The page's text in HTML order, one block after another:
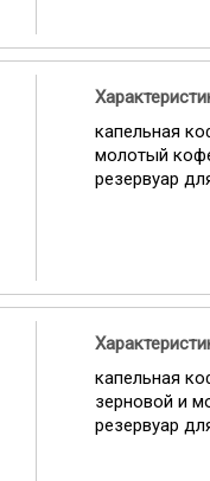
капельная
молотый
резервуар
капельная
зерновой и
резервуар